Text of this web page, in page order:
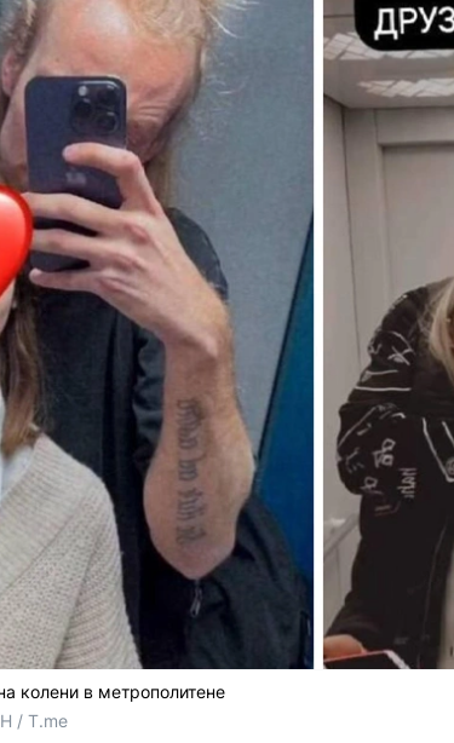
колени в метрополитене
/ T.me